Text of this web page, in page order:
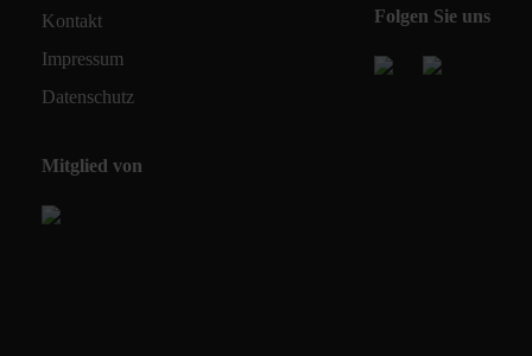
Kontakt
Impressum
Datenschutz
Folgen Sie uns
Mitglied von